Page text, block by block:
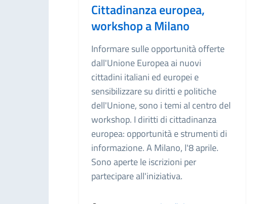
Cittadinanza europea,
workshop a Milano
Informare sulle opportunità offerte
dall'Unione Europea ai nuovi
cittadini italiani ed europei e
sensibilizzare su diritti e politiche
dell'Unione, sono i temi al centro del
workshop. I diritti di cittadinanza
europea: opportunità e strumenti di
informazione. A Milano, l'8 aprile.
Sono aperte le iscrizioni per
partecipare all'iniziativa.